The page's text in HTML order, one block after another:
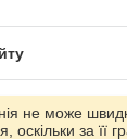
маркетплейсі
не може
оскільки за її